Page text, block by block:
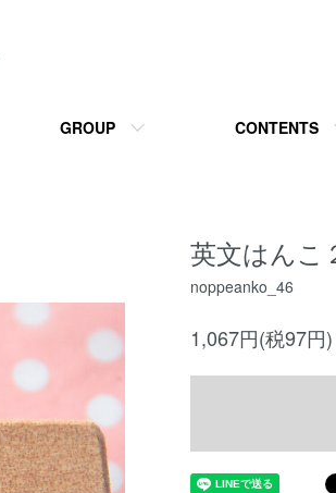
GROUP CONTENTS
英文はんこ
noppeanko_46
1,067円(税97円)